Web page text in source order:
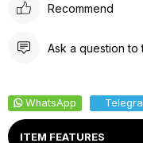
Recommend
Ask a question to
WhatsApp
ITEM FEATURES